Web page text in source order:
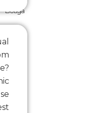
Botiga